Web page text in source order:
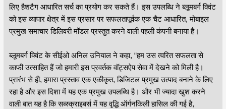
लिए हैशटैग आधारित सर्च का प्रयोग कर सकते हैं। इस उपलब्धि ने ब्लूमबर्ग क्विंट
को इस व्यापार क्षेत्र में इस प्रसार पर सफलतापूर्वक एक चैट आधारित, मोबाइल
प्रमुख समाचार डिलिवरी मॉडल प्रस्तुत करने वाली पहली कंपनी बनाया है।
ब्लूमबर्ग क्विंट के सीईओ अनिल उनियाल ने कहा, “हम उस त्वरित सफलता से
काफी उत्साहित हैं जो हमारी इस प्रवर्तक वॉट्सऐप सेवा में देखने को मिली है।
प्रारंभ से ही, हमारा प्रस्ताव एक एकीकृत, डिजिटल प्रमुख उत्पाद बनाने के लिए
रहा है और इस दिशा में यह एक प्रमुख उपलब्धि है। और भी ज्यादा खुश करने
वाली बात यह है कि सब्स्क्राइबर्स में यह वृद्धि ऑर्गनकिली हासिल की गई है,